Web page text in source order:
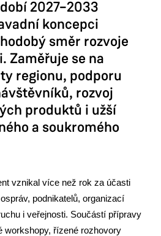
2027–2033
koncepci
směr rozvoje
Zaměřuje se na
regionu, podporu
rozvoj
produktů i užší
a soukromého
vznikal více než rok za účasti
podnikatelů, organizací
i veřejnosti. Součástí přípravy
workshopy, řízené rozhovory